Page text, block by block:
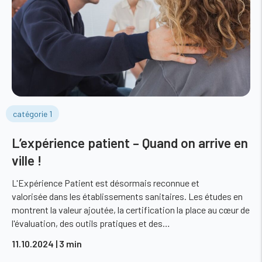
catégorie 1
L’expérience patient – Quand on arrive en
ville !
L'Expérience Patient est désormais reconnue et
valorisée dans les établissements sanitaires. Les études en
montrent la valeur ajoutée, la certification la place au cœur de
l'évaluation, des outils pratiques et des…
11.10.2024 | 3 min